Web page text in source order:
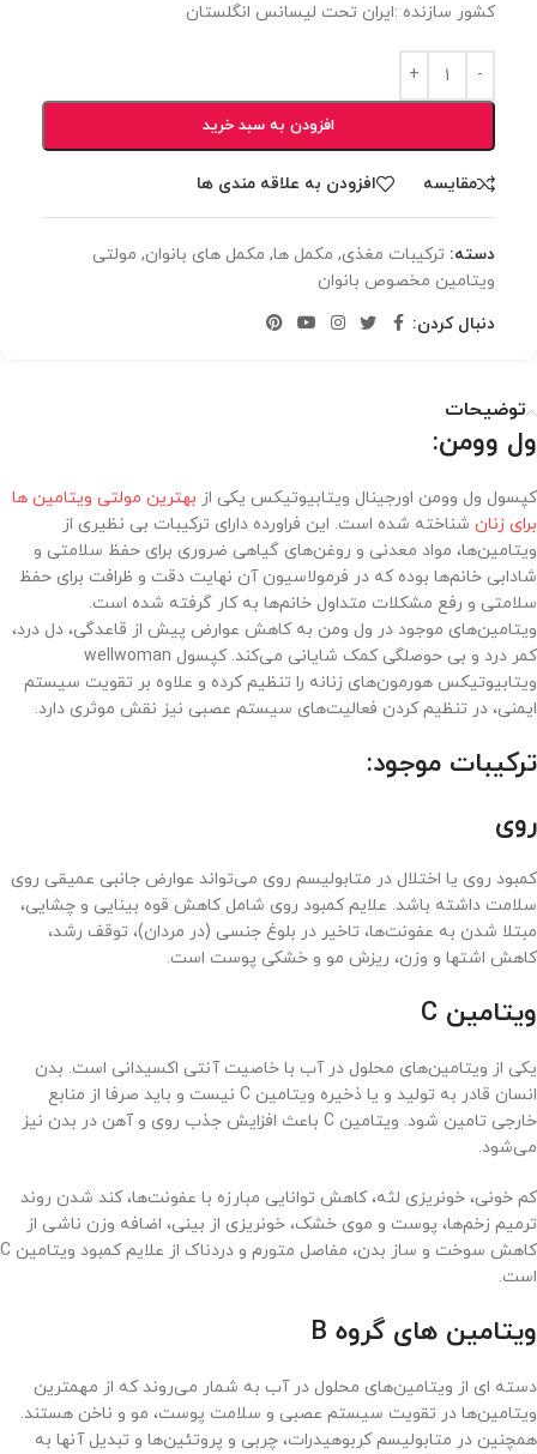
کشور سازنده :ایران تحت لیسانس انگلستان
افزودن به سبد خرید
مقایسه افزودن به علاقه مندی ها
دسته: ترکیبات مغذی, مکمل ها, مکمل های بانوان, مولتی
ویتامین مخصوص بانوان
دنبال کردن:
توضیحات
ول وومن:
کپسول ول وومن اورجینال ویتابیوتیکس یکی از بهترین مولتی ویتامین ها
برای زنان شناخته شده است. این فراورده دارای ترکیبات بی نظیری از
ویتامین‌ها، مواد معدنی و روغن‌های گیاهی ضروری برای حفظ سلامتی و
شادابی خانم‌ها بوده که در فرمولاسیون آن نهایت دقت و ظرافت برای حفظ
سلامتی و رفع مشکلات متداول خانم‌ها به کار گرفته شده است.
ویتامین‌های موجود در ول ومن به کاهش عوارض پیش از قاعدگی، دل درد،
کمر درد و بی حوصلگی کمک شایانی می‌کند. کپسول wellwoman
ویتابیوتیکس هورمون‌های زنانه را تنظیم کرده و علاوه بر تقویت سیستم
ایمنی، در تنظیم کردن فعالیت‌های سیستم عصبی نیز نقش موثری دارد.
ترکیبات موجود:
روی
کمبود روی یا اختلال در متابولیسم روی می‌تواند عوارض جانبی عمیقی روی
سلامت داشته باشد. علایم کمبود روی شامل کاهش قوه بینایی و چشایی،
مبتلا شدن به عفونت‌ها، تاخیر در بلوغ جنسی (در مردان)، توقف رشد،
کاهش اشتها و وزن، ریزش مو و خشکی پوست است.
ویتامین
یکی از ویتامین‌های محلول در آب با خاصیت آنتی اکسیدانی است. بدن
انسان قادر به تولید و یا ذخیره ویتامین C نیست و باید صرفا از منابع
خارجی تامین شود. ویتامین C باعث افزایش جذب روی و آهن در بدن نیز
می‌شود.
کم خونی، خونریزی لثه، کاهش توانایی مبارزه با عفونت‌ها، کند شدن روند
ترمیم زخم‌ها، پوست و موی خشک، خونریزی از بینی، اضافه وزن ناشی از
کاهش سوخت و ساز بدن، مفاصل متورم و دردناک از علایم کمبود ویتامین C
است.
ویتامین های گروه
دسته ای از ویتامین‌های محلول در آب به شمار می‌روند که از مهمترین
ویتامین‌ها در تقویت سیستم عصبی و سلامت پوست، مو و ناخن هستند.
همچنین در متابولیسم کربوهیدرات، چربی و پروتئین‌ها و تبدیل آنها به